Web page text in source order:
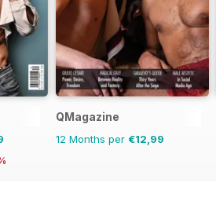
QMagazine
12 Months per €12,99